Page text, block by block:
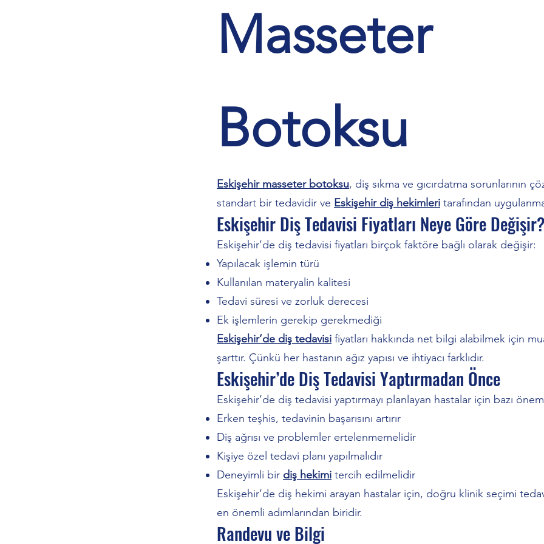
Masseter
Botoksu
Eskişehir masseter botoksu, diş sıkma ve gıcırdatma sorunlarının
standart bir tedavidir ve Eskişehir diş hekimleri tarafından
Eskişehir Diş Tedavisi Fiyatları Neye Göre Değişir?
Eskişehir’de diş tedavisi fiyatları birçok faktöre bağlı olarak değişir:
Yapılacak işlemin türü
Kullanılan materyalin kalitesi
Tedavi süresi ve zorluk derecesi
Ek işlemlerin gerekip gerekmediği
Eskişehir’de diş tedavisi fiyatları hakkında net bilgi alabilmek için
şarttır. Çünkü her hastanın ağız yapısı ve ihtiyacı farklıdır.
Eskişehir’de Diş Tedavisi Yaptırmadan Önce
Eskişehir’de diş tedavisi yaptırmayı planlayan hastalar için bazı
Erken teşhis, tedavinin başarısını artırır
Diş ağrısı ve problemler ertelenmemelidir
Kişiye özel tedavi planı yapılmalıdır
Deneyimli bir diş hekimi tercih edilmelidir
Eskişehir’de diş hekimi arayan hastalar için, doğru klinik seçimi
en önemli adımlarından biridir.
Randevu ve Bilgi